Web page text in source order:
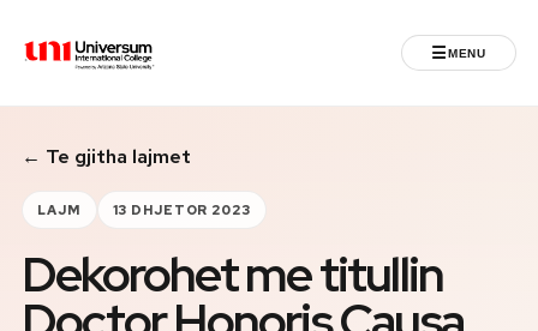
Universum University ☰MENU
MENU
Ballina
Regjistrimet
← Te gjitha lajmet
LAJM 13 DHJETOR 2023
Dekorohet me titullin